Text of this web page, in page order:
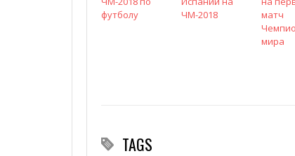
футболу
ЧМ-2018
матч
мира
TAGS